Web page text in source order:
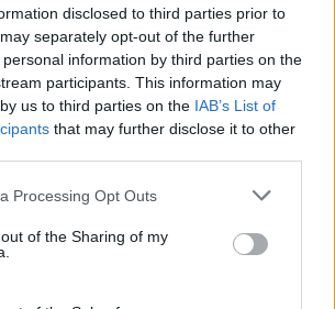
disclosed to third parties prior to
separately opt-out of the further
information by third parties on the
participants. This information may
us to third parties on the IAB’s List of
that may further disclose it to other
Processing Opt Outs
of the Sharing of my